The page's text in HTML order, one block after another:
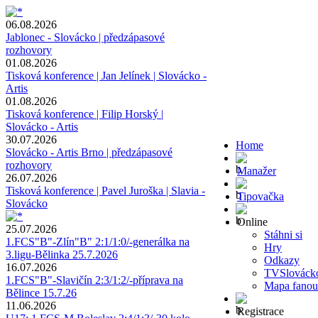
06.08.2026
Jablonec - Slovácko | předzápasové
rozhovory
01.08.2026
Tisková konference | Jan Jelínek | Slovácko -
Artis
01.08.2026
Tisková konference | Filip Horský |
Slovácko - Artis
30.07.2026
Slovácko - Artis Brno | předzápasové
rozhovory
26.07.2026
Tisková konference | Pavel Juroška | Slavia -
Slovácko
25.07.2026
1.FCS"B"-Zlín"B" 2:1/1:0/-generálka na
3.ligu-Bělinka 25.7.2026
16.07.2026
1.FCS"B"-Slavičín 2:3/1:2/-příprava na
Bělince 15.7.26
11.06.2026
Home
Manažer
Tipovačka
Online
Stáhni si
Hry
Odkazy
Mapa
Registrace